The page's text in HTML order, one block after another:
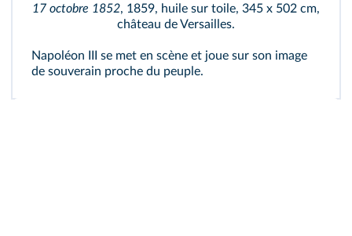
17 octobre 1852, 1859, huile sur toile, 345 x 502 cm,
château de Versailles.
Napoléon III se met en scène et joue sur son image
de souverain proche du peuple.